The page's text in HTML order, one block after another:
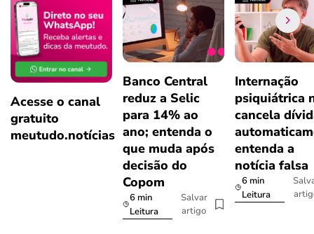
Acesse o canal
gratuito
meutudo.notícias
Banco Central
reduz a Selic
para 14% ao
ano; entenda o
que muda após
decisão do
Copom
6 min
Leitura
Salvar
artigo
Internação
psiquiátrica
cancela
entenda a
notícia falsa
6 min
Leitura